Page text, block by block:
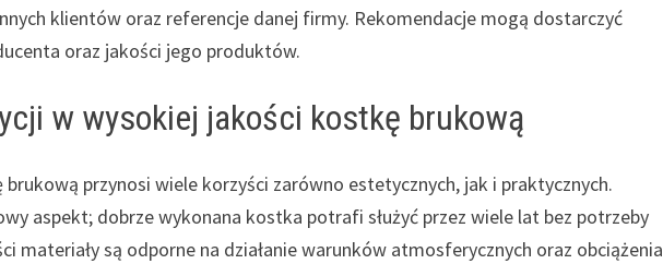
klientów oraz referencje danej firmy. Rekomendacje mogą dostarczyć
oraz jakości jego produktów.
w wysokiej jakości kostkę brukową
przynosi wiele korzyści zarówno estetycznych, jak i praktycznych.
aspekt; dobrze wykonana kostka potrafi służyć przez wiele lat bez potrzeby
materiały są odporne na działanie warunków atmosferycznych oraz obciążenia